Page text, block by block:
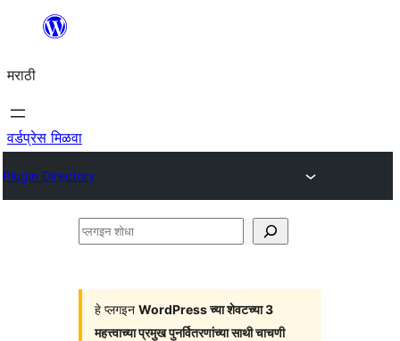
सामुग्रीवर
मराठी
वर्डप्रेस मिळवा
Plugin Directory
प्लगइन
हे प्लगइन WordPress च्या शेवटच्या 3
महत्त्वाच्या प्रमुख पुनर्वितरणांच्या साथी चाचणी